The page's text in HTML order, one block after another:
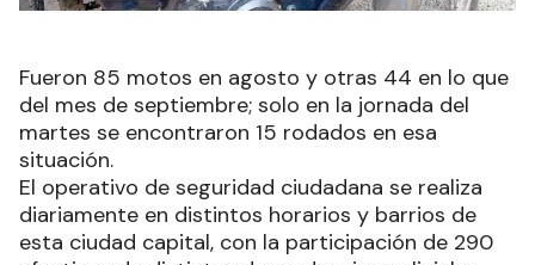
Fueron 85 motos en agosto y otras 44 en lo que
del mes de septiembre; solo en la jornada del
martes se encontraron 15 rodados en esa
situación.
El operativo de seguridad ciudadana se realiza
diariamente en distintos horarios y barrios de
esta ciudad capital, con la participación de 290